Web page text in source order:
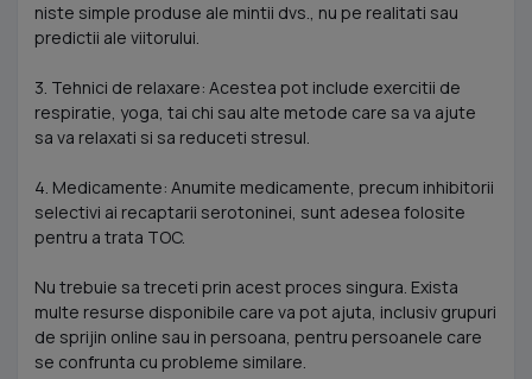
niste simple produse ale mintii dvs., nu pe realitati sau
predictii ale viitorului.
3. Tehnici de relaxare: Acestea pot include exercitii de
respiratie, yoga, tai chi sau alte metode care sa va ajute
sa va relaxati si sa reduceti stresul.
4. Medicamente: Anumite medicamente, precum inhibitorii
selectivi ai recaptarii serotoninei, sunt adesea folosite
pentru a trata TOC.
Nu trebuie sa treceti prin acest proces singura. Exista
multe resurse disponibile care va pot ajuta, inclusiv grupuri
de sprijin online sau in persoana, pentru persoanele care
se confrunta cu probleme similare.